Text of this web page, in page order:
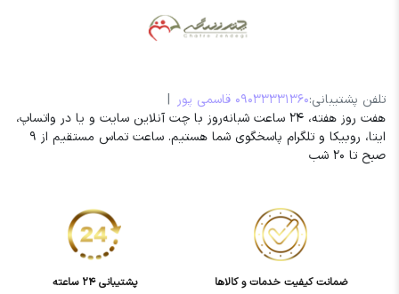
تلفن پشتیبانی:09033331360 قاسمی پور
|
هفت روز هفته، 24 ساعت شبانه‌روز با چت آنلاین سایت و یا در واتساپ،
ایتا، روبیکا و تلگرام پاسخگوی شما هستیم. ساعت تماس مستقیم از 9
صبح تا 20 شب
ضمانت کیفیت خدمات و کالاها پشتیبانی 24 ساعته